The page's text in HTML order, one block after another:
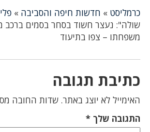
כרמליסט » חדשות חיפה והסביבה »
שולה": נעצר חשוד בסחר בסמים ברכב
משפחתו – צפו בתיעוד
כתיבת תגובה
האימייל לא יוצג באתר. שדות החובה
התגובה שלך *